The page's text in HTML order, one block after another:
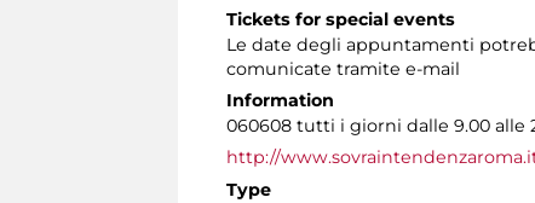
Tickets for special events
Le date degli appuntamenti
comunicate tramite e-mail
Information
060608 tutti i giorni dalle 9.00 alle
http://
Type